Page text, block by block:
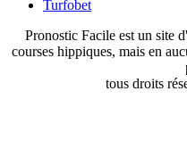
Turfobet
Pronostic Facile est un site
courses hippiques, mais en
tous droits